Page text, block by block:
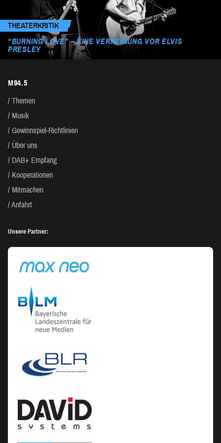
THEATERKRITIK
“BURNING LOVE” – EINE VERNEIGUNG VOR ELVIS
PRESLEY
M94.5
Themen
Musik
Gewinnspiel-Richtlinien
Über uns
DAB+ Empfang
Kooperationen
Mitmachen
Anfahrt
Unsere Partner: